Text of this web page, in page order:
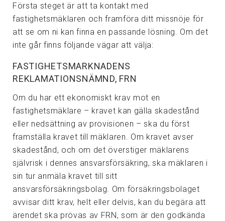
Första steget är att ta kontakt med
fastighetsmäklaren och framföra ditt missnöje för
att se om ni kan finna en passande lösning. Om det
inte går finns följande vägar att välja:
FASTIGHETSMARKNADENS
REKLAMATIONSNÄMND, FRN
Om du har ett ekonomiskt krav mot en
fastighetsmäklare – kravet kan gälla skadestånd
eller nedsättning av provisionen – ska du först
framställa kravet till mäklaren. Om kravet avser
skadestånd, och om det överstiger mäklarens
självrisk i dennes ansvarsförsäkring, ska mäklaren i
sin tur anmäla kravet till sitt
ansvarsförsäkringsbolag. Om försäkringsbolaget
avvisar ditt krav, helt eller delvis, kan du begära att
ärendet ska prövas av FRN, som är den godkända